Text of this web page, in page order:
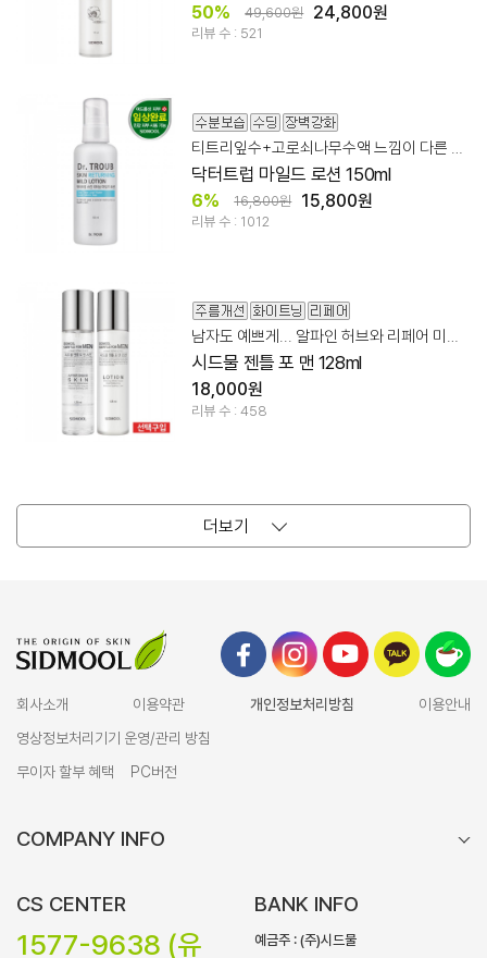
50% 49,600원 24,800원
리뷰 수 : 521
티트리잎수+고로쇠나무수액 느낌이 다른 스킨케어!
닥터트럽 마일드 로션 150ml
6% 16,800원 15,800원
리뷰 수 : 1012
남자도 예쁘게... 알파인 허브와 리페어 미백/주름개선 기능성
시드물 젠틀 포 맨 128ml
18,000원
리뷰 수 : 458
더보기
회사소개 이용약관 개인정보처리방침
이용안내
영상정보처리기기 운영/관리 방침
무이자 할부 혜택
PC버전
COMPANY INFO
CS CENTER
1577-9638 (유
BANK INFO
예금주 : (주)시드물